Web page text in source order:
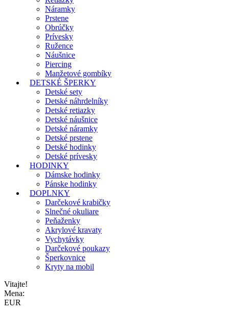
Náramky
Prstene
Obrúčky
Prívesky
Ružence
Náušnice
Piercing
Manžetové gombíky
DETSKÉ ŠPERKY
Detské sety
Detské náhrdelníky
Detské retiazky
Detské náušnice
Detské náramky
Detské prstene
Detské hodinky
Detské prívesky
HODINKY
Dámske hodinky
Pánske hodinky
DOPLNKY
Darčekové krabičky
Slnečné okuliare
Peňaženky
Akrylové kravaty
Vychytávky
Darčekové poukazy
Šperkovnice
Kryty na mobil
Vitajte!
Mena:
EUR